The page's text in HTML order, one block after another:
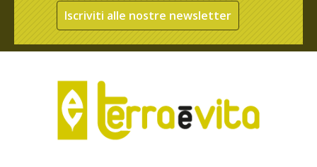
Iscriviti alle nostre newsletter